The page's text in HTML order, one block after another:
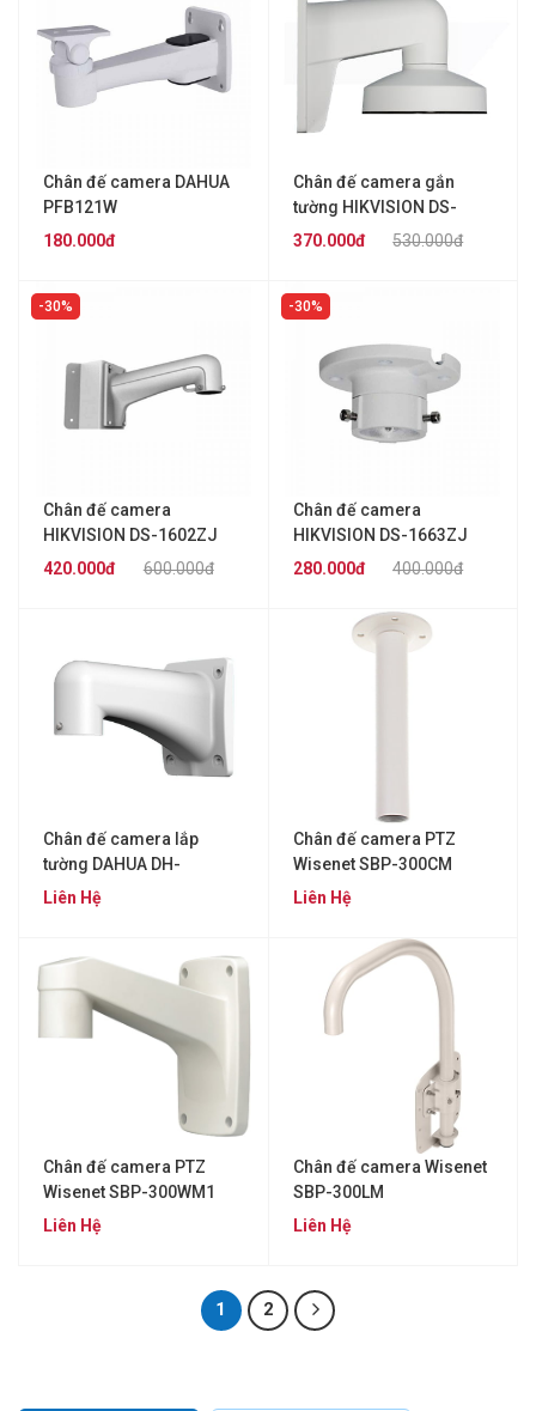
Chân đế camera DAHUA
PFB121W
180.000đ
Chân đế camera gắn
tường HIKVISION DS-
1272ZJ-120
530.000đ
370.000đ
30%
Chân đế camera
HIKVISION DS-1602ZJ
600.000đ
420.000đ
30%
Chân đế camera
HIKVISION DS-1663ZJ
400.000đ
280.000đ
Chân đế camera lắp
tường DAHUA DH-
PFB303W
Liên Hệ
Chân đế camera PTZ
Wisenet SBP-300CM
Liên Hệ
Chân đế camera PTZ
Wisenet SBP-300WM1
Liên Hệ
Chân đế camera Wisenet
SBP-300LM
Liên Hệ
1 2